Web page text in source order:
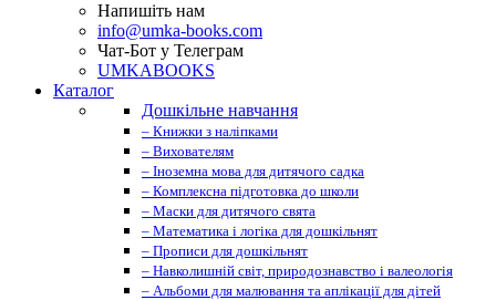
Напишіть нам
info@umka-books.com
Чат-Бот у Телеграм
UMKABOOKS
Каталог
Дошкільне навчання
– Книжки з наліпками
– Вихователям
– Іноземна мова для дитячого садка
– Комплексна підготовка до школи
– Маски для дитячого свята
– Математика і логіка для дошкільнят
– Прописи для дошкільнят
– Навколишній світ, природознавство і валеологія
– Альбоми для малювання та аплікації для дітей